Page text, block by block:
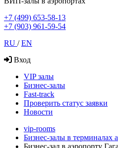
+7 (499) 653-58-13
+7 (903) 961-59-54
RU /EN
Вход
VIP залы
Бизнес-залы
Fast-track
Проверить статус заявки
Новости
vip-rooms
Бизнес-залы в терминалах
Бизнес-зал в аэропорту